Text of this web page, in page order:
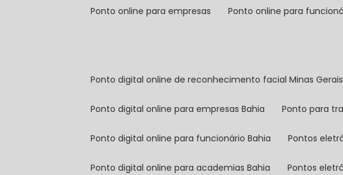
ponto online para empresas ponto online para
ponto digital online de reconhecimento facial Minas Gerais
ponto digital online para empresas Bahia ponto para
ponto digital online para funcionário Bahia pontos
ponto digital online para academias Bahia pontos